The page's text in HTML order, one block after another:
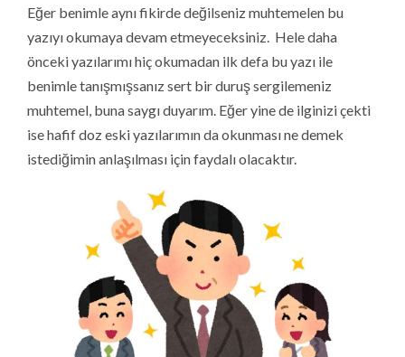
Eğer benimle aynı fikirde değilseniz muhtemelen bu
yazıyı okumaya devam etmeyeceksiniz. Hele daha
önceki yazılarımı hiç okumadan ilk defa bu yazı ile
benimle tanışmışsanız sert bir duruş sergilemeniz
muhtemel, buna saygı duyarım. Eğer yine de ilginizi çekti
ise hafif doz eski yazılarımın da okunması ne demek
istediğimin anlaşılması için faydalı olacaktır.